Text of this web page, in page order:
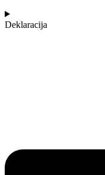
Deklaracija